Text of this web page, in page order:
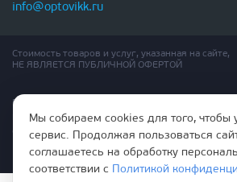
info@optovikk.ru
Стоимость товаров и услуг, указанная на сайте,
НЕ ЯВЛЯЕТСЯ ПУБЛИЧНОЙ ОФЕРТОЙ
Правила эксплутации входных и межкомнатных
Политика обработки персональных данных
Согласие на обработку персональных данных
Мы собираем cookies для того, чтобы
сервис. Продолжая пользоваться
соглашаетесь на обработку
соответствии с
Политикой